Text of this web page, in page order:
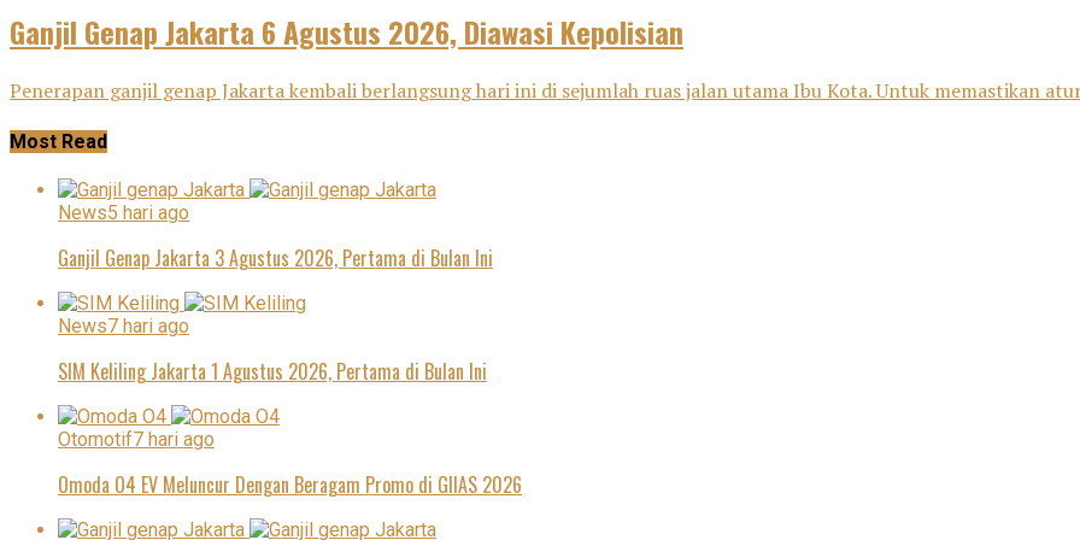
Ganjil Genap Jakarta 6 Agustus 2026, Diawasi Kepolisian
Penerapan ganjil genap Jakarta kembali berlangsung hari ini di sejumlah ruas jalan utama Ibu Kota. Untuk memastikan
Most Read
News5 hari ago
Ganjil Genap Jakarta 3 Agustus 2026, Pertama di Bulan Ini
News7 hari ago
SIM Keliling Jakarta 1 Agustus 2026, Pertama di Bulan Ini
Otomotif7 hari ago
Omoda O4 EV Meluncur Dengan Beragam Promo di GIIAS 2026